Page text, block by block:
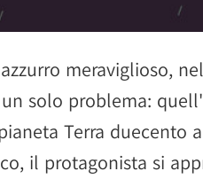
meraviglioso,
un solo problema:
Terra duecento
il protagonista si